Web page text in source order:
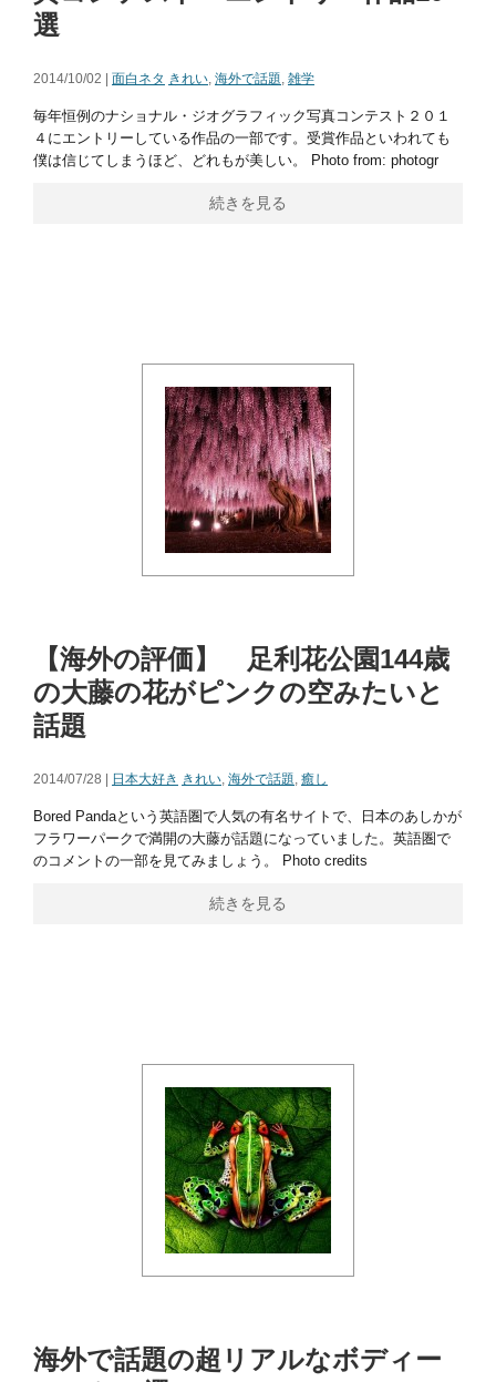
選
2014/10/02 | 面白ネタ きれい, 海外で話題, 雑学
毎年恒例のナショナル・ジオグラフィック写真コンテスト２０１
４にエントリーしている作品の一部です。受賞作品といわれても
僕は信じてしまうほど、どれもが美しい。 Photo from: photogr
続きを見る
【海外の評価】 足利花公園144歳
の大藤の花がピンクの空みたいと
話題
2014/07/28 | 日本大好き きれい, 海外で話題, 癒し
Bored Pandaという英語圏で人気の有名サイトで、日本のあしかが
フラワーパークで満開の大藤が話題になっていました。英語圏で
のコメントの一部を見てみましょう。 Photo credits
続きを見る
海外で話題の超リアルなボディー